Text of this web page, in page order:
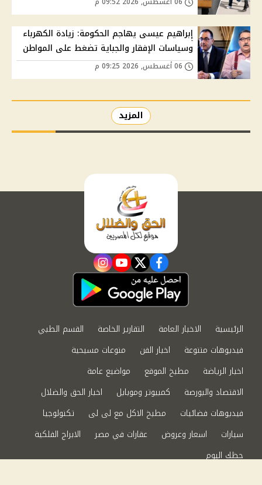
إبراهيم عيسى يهاجم الحكومة: زيادة الكهرباء
وسياسات الإفقار والجباية تضغط على المواطن
المزيد
facebook
twitter
youtube
instagram
الرئيسية الاخبار العامة التقارير الخاصة
القسم الطبي
فيديوهات متنوعة
اخبار الفن
منوعات مسيحية
اخبار الرياضة
مطبخ الموقع
مواضيع عامة
الاقتصاد والبورصة
كمبيوتر وموبايل
اخبار الحق والضلال
فيديوهات فضائيات
مطبخ الاكل مع لى لى
تكنولوجيا
سيارات
اسعار وعروض عقارات في مصر
الابراج الفلكية
حظك اليوم